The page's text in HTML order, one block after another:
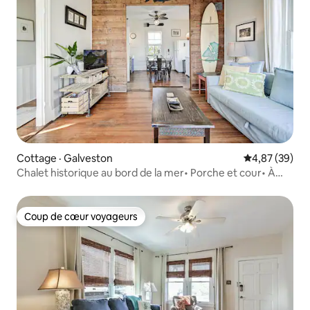
Cottage · Galveston Note
4,87 (39)
Chalet historique au bord de la mer• Porche et cour• À
Coup de cœur voyageurs
Coup de cœur voyageurs